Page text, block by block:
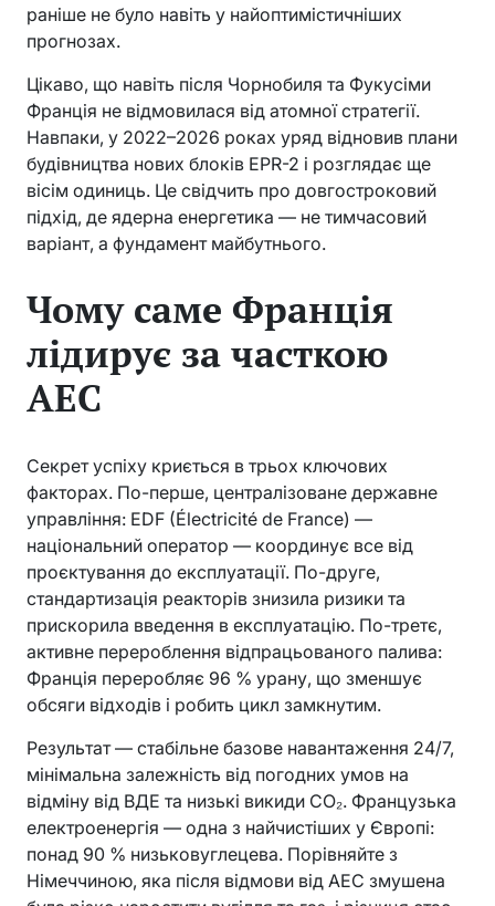
раніше не було навіть у найоптимістичніших
прогнозах.
Цікаво, що навіть після Чорнобиля та Фукусіми
Франція не відмовилася від атомної стратегії.
Навпаки, у 2022–2026 роках уряд відновив плани
будівництва нових блоків EPR-2 і розглядає ще
вісім одиниць. Це свідчить про довгостроковий
підхід, де ядерна енергетика — не тимчасовий
варіант, а фундамент майбутнього.
Чому саме Франція
лідирує за часткою
АЕС
Секрет успіху криється в трьох ключових
факторах. По-перше, централізоване державне
управління: EDF (Électricité de France) —
національний оператор — координує все від
проєктування до експлуатації. По-друге,
стандартизація реакторів знизила ризики та
прискорила введення в експлуатацію. По-третє,
активне перероблення відпрацьованого палива:
Франція переробляє 96 % урану, що зменшує
обсяги відходів і робить цикл замкнутим.
Результат — стабільне базове навантаження 24/7,
мінімальна залежність від погодних умов на
відміну від ВДЕ та низькі викиди CO₂. Французька
електроенергія — одна з найчистіших у Європі:
понад 90 % низьковуглецева. Порівняйте з
Німеччиною, яка після відмови від АЕС змушена